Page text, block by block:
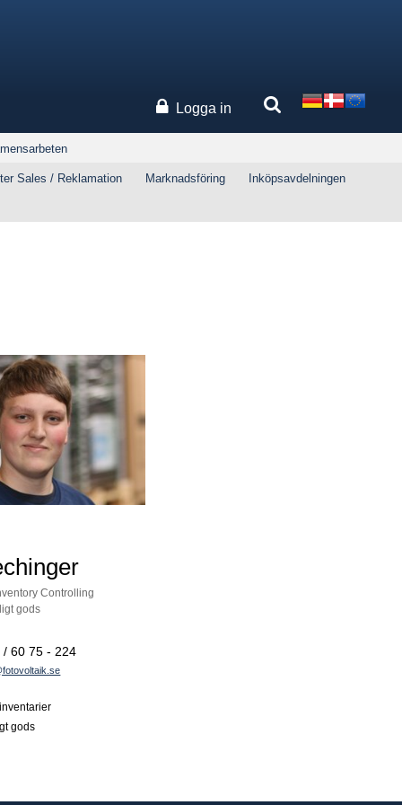
Logga in
Sales / Reklamation Marknadsföring Inköpsavdelningen
Controlling
gods
/ 60 75 - 224
gods